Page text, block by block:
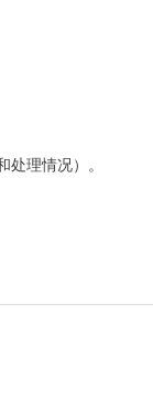
理情况）。